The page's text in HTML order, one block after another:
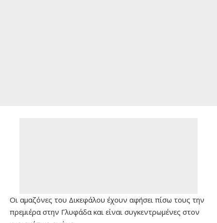
Οι αμαζόνες του Δικεφάλου έχουν αφήσει πίσω τους την
πρεμιέρα στην Γλυφάδα και είναι συγκεντρωμένες στον